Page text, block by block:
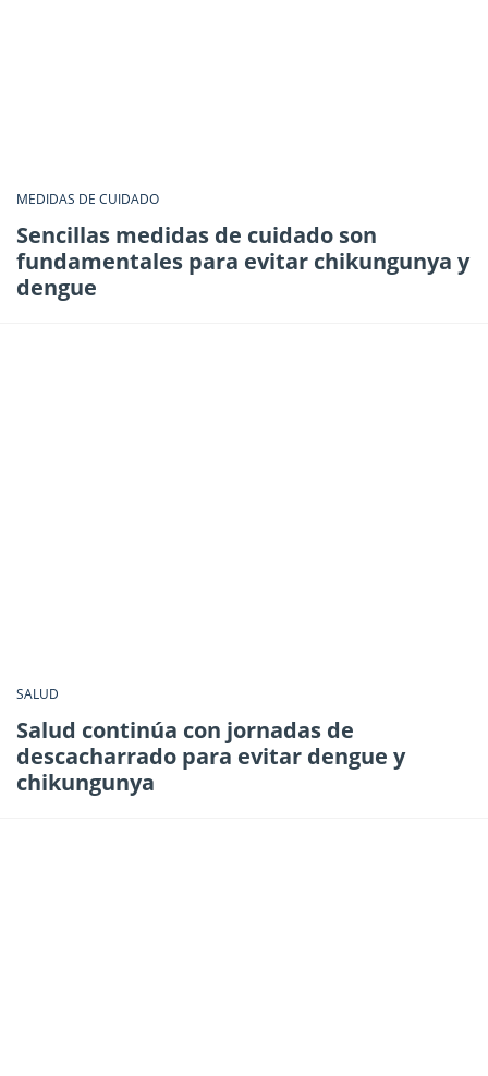
MEDIDAS DE CUIDADO
Sencillas medidas de cuidado son
fundamentales para evitar chikungunya y
dengue
SALUD
Salud continúa con jornadas de
descacharrado para evitar dengue y
chikungunya